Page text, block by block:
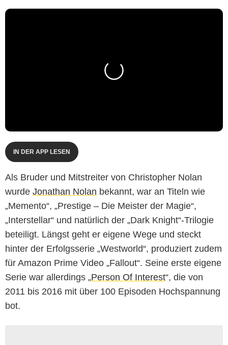
IN DER APP LESEN
Als Bruder und Mitstreiter von Christopher Nolan
wurde Jonathan Nolan bekannt, war an Titeln wie
„Memento“, „Prestige – Die Meister der Magie“,
„Interstellar“ und natürlich der „Dark Knight“-Trilogie
beteiligt. Längst geht er eigene Wege und steckt
hinter der Erfolgsserie „Westworld“, produziert zudem
für Amazon Prime Video „Fallout“. Seine erste eigene
Serie war allerdings „Person Of Interest“, die von
2011 bis 2016 mit über 100 Episoden Hochspannung
bot.